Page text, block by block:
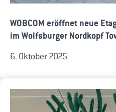
WOBCOM eröffnet neue
im Wolfsburger Nordkopf
6. Oktober 2025